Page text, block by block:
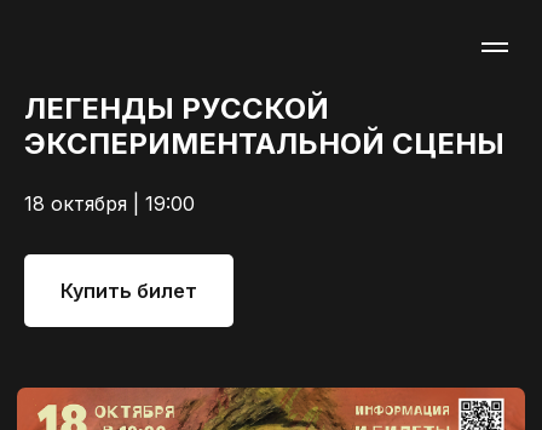
ЛЕГЕНДЫ РУССКОЙ
ЭКСПЕРИМЕНТАЛЬНОЙ СЦЕНЫ
18 октября | 19:00
Купить билет